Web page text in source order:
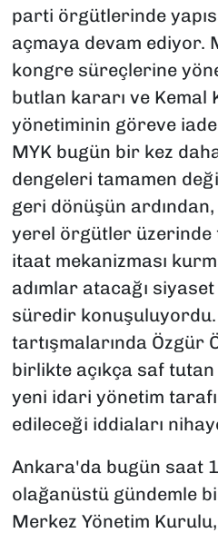
parti örgütlerinde
açmaya devam ediyor.
kongre süreçlerine
butlan kararı ve Kemal
yönetiminin göreve
MYK bugün bir kez
dengeleri tamamen
geri dönüşün
yerel örgütler üzerinde
itaat mekanizması
adımlar atacağı
süredir konuşuluyordu.
tartışmalarında Özgür
birlikte açıkça saf tutan
yeni idari yönetim
edileceği iddiaları
Ankara'da bugün saat
olağanüstü gündemle
Merkez Yönetim